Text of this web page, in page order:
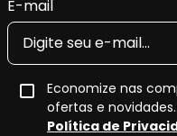
E-mail
Economize nas
ofertas e
Política de